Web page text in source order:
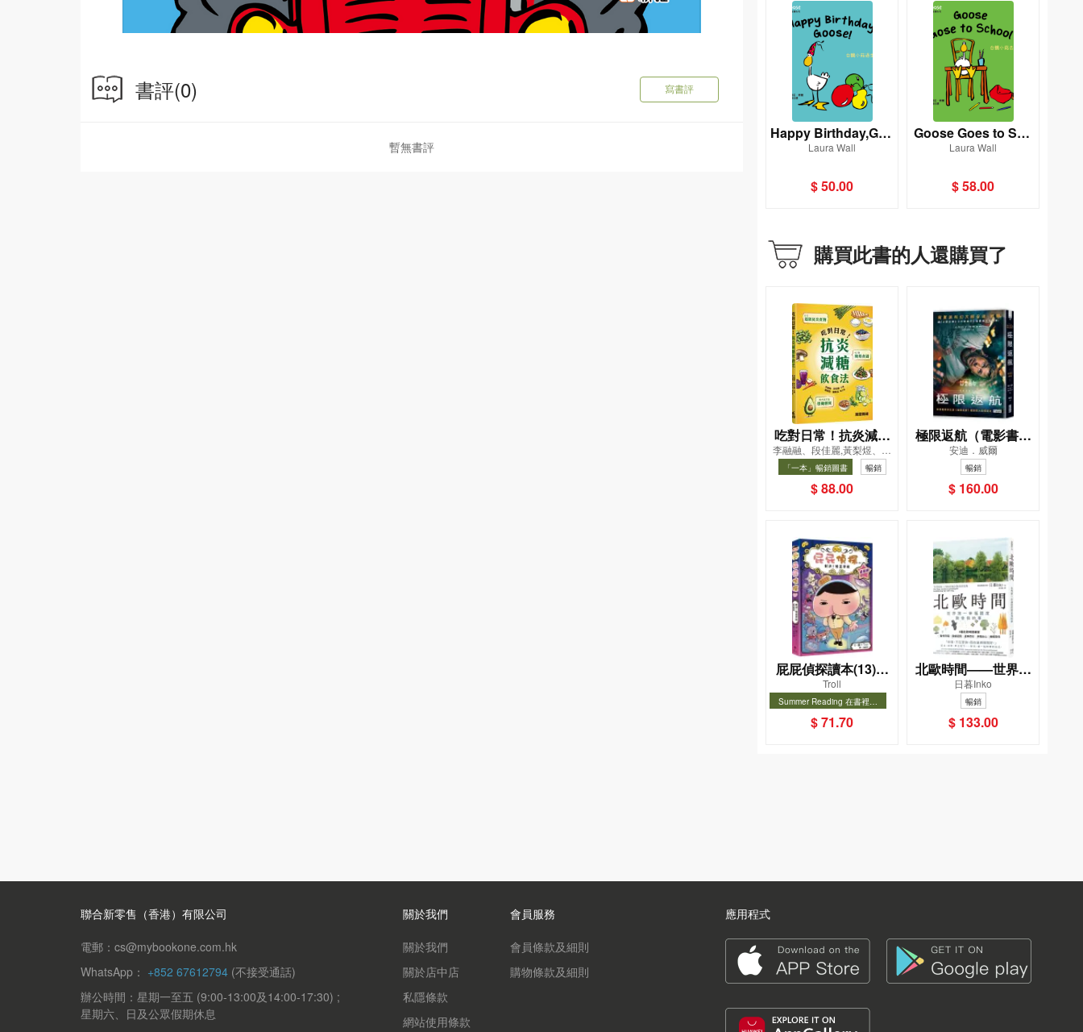
書評(0) 寫書評
暫無書評
Happy Birthday,Goo
se！[Goose白鵝小菇
樂園)
Laura Wall
$ 50.00
Goose Goes to Sch
ool [Goose白鵝小菇
樂園)
Laura Wall
$ 58.00
購買此書的人還購買了
吃對日常！抗炎減糖
飲食法
李融融、段佳麗,黃梨煜、顧
凱辰
「一本」暢銷圖書 暢銷
$ 88.00
極限返航（電影書衣
典藏版）（獨家收錄
作者訪談）
安迪．威爾
暢銷
$ 160.00
屁屁偵探讀本(13)－
－對決！怪盜學院
（星星篇）
Troll
Summer Reading 在書裡度
選圖書67折
暢銷
$ 71.70
北歐時間——世界第
一幸福國度教會我的
事
日暮Inko
暢銷
$ 133.00
聯合新零售（香港）有限公司
電郵：cs@mybookone.com.hk
WhatsApp： +852 67612794 (不接受通話)
辦公時間：星期一至五 (9:00-13:00及14:00-17:30) ;
星期六、日及公眾假期休息
關於我們
關於我們
關於店中店
私隱條款
網站使用條款
會員服務
會員條款及細則
購物條款及細則
應用程式